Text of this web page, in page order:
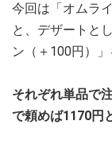
今回は「オムラ
と、デザートと
ン（＋100円）」
それぞれ単品で
で頼めば1170円